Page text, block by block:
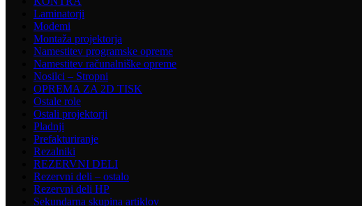
Laminatorji
Modemi
Montaža projektorja
Namestitev programske opreme
Namestitev računalniške opreme
Nosilci – Stropni
OPREMA ZA 2D TISK
Ostale role
Ostali projektorji
Pladnji
Prefakturiranje
Rezalniki
REZERVNI DELI
Rezervni deli – ostalo
Rezervni deli HP
Sekundarna skupina artiklov